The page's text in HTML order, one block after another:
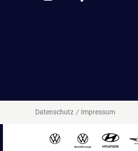
Datenschutz Impressum